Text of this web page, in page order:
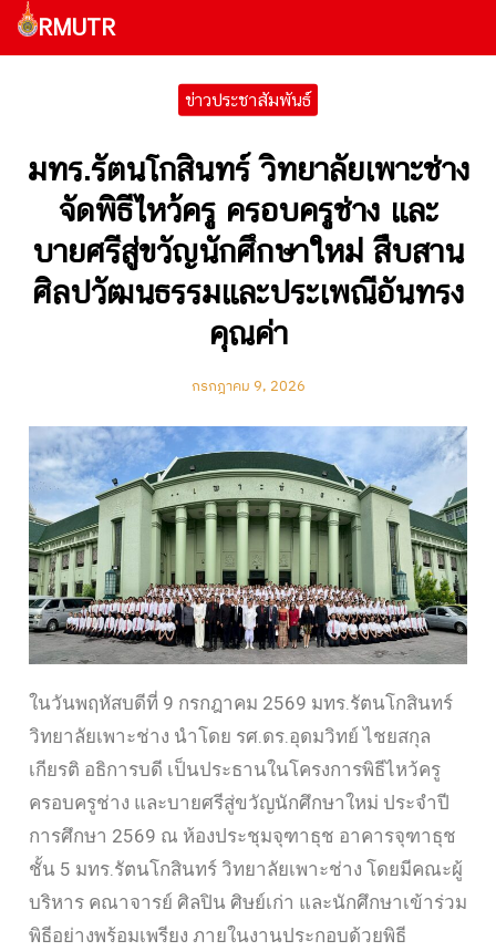
RMUTR
ข่าวประชาสัมพันธ์
มทร.รัตนโกสินทร์ วิทยาลัยเพาะช่าง
จัดพิธีไหว้ครู ครอบครูช่าง และ
บายศรีสู่ขวัญนักศึกษาใหม่ สืบสาน
ศิลปวัฒนธรรมและประเพณีอันทรง
คุณค่า
กรกฎาคม 9, 2026
ในวันพฤหัสบดีที่ 9 กรกฎาคม 2569 มทร.รัตนโกสินทร์
วิทยาลัยเพาะช่าง นำโดย รศ.ดร.อุดมวิทย์ ไชยสกุล
เกียรติ อธิการบดี เป็นประธานในโครงการพิธีไหว้ครู
ครอบครูช่าง และบายศรีสู่ขวัญนักศึกษาใหม่ ประจำปี
การศึกษา 2569 ณ ห้องประชุมจุฑาธุช อาคารจุฑาธุช
ชั้น 5 มทร.รัตนโกสินทร์ วิทยาลัยเพาะช่าง โดยมีคณะผู้
บริหาร คณาจารย์ ศิลปิน ศิษย์เก่า และนักศึกษาเข้าร่วม
พิธีอย่างพร้อมเพรียง ภายในงานประกอบด้วยพิธี